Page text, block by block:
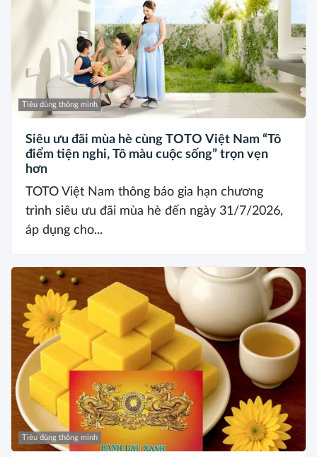
Tiêu dùng thông minh
Siêu ưu đãi mùa hè cùng TOTO Việt Nam “Tô
điểm tiện nghi, Tô màu cuộc sống” trọn vẹn
hơn
TOTO Việt Nam thông báo gia hạn chương
trình siêu ưu đãi mùa hè đến ngày 31/7/2026,
áp dụng cho...
Tiêu dùng thông minh